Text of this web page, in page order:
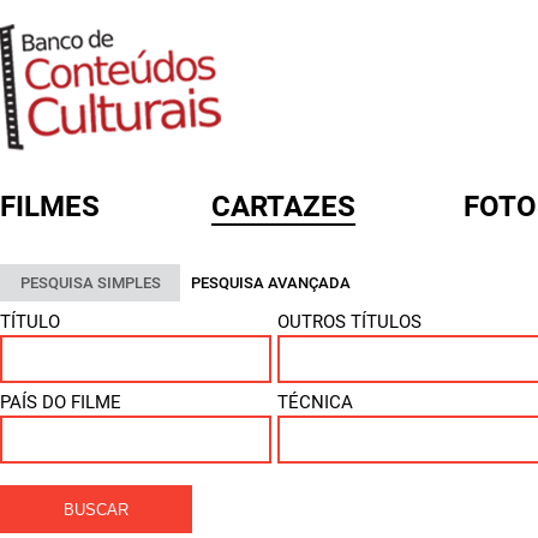
FILMES CARTAZES
PESQUISA SIMPLES PESQUISA AVANÇADA
TÍTULO OUTROS TÍTULOS
PAÍS DO FILME TÉCNICA
FORMULÁRIO DE BUSCA